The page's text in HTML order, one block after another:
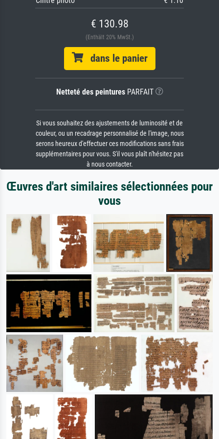
€ 130.98
(Enthält 20% MwSt.)
dans le panier
Netteté des peinturesPARFAIT
Si vous souhaitez des ajustements de luminosité et de
couleur, ou un recadrage personnalisé de l'image, nous
serons heureux d'effectuer ces modifications sans frais
supplémentaires pour vous. S'il vous plaît n'hésitez pas
à nous contacter.
Œuvres d'art similaires sélectionnées pour
vous